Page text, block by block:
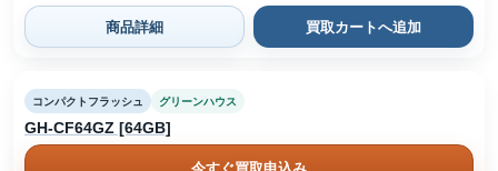
商品詳細 買取カートへ追加
コンパクトフラッシュ グリーンハウス
GH-CF64GZ [64GB]
今すぐ買取申込み